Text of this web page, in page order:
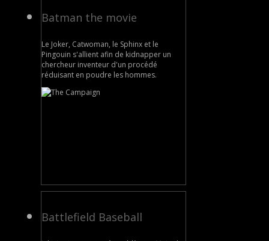
Batman the movie
Le Joker, Catwoman, le Sphinx et le
Pingouin s'allient afin de kidnapper un
chercheur inventeur d'un procédé
réduisant en poudre les hommes.
Battlefield Baseball